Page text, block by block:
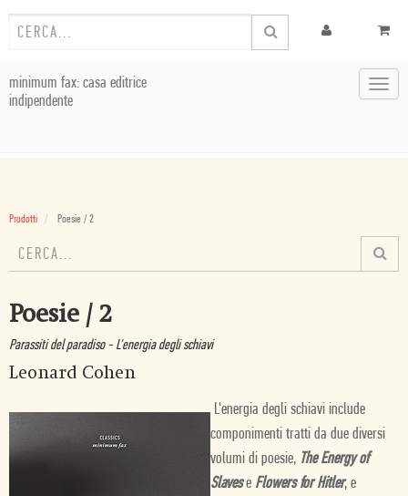
minimum fax: casa editrice
indipendente
Prodotti Poesie / 2
Poesie / 2
Parassiti del paradiso - L'energia degli schiavi
Leonard Cohen
L'energia degli schiavi include
componimenti tratti da due diversi
volumi di poesie, The Energy of
Slavese Flowers for Hitler, e